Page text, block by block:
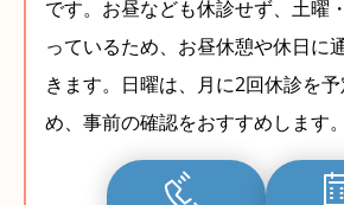
です。お昼なども休診せず、土曜
っているため、お昼休憩や休日に
きます。日曜は、月に2回休診を
め、事前の確認をおすすめします。